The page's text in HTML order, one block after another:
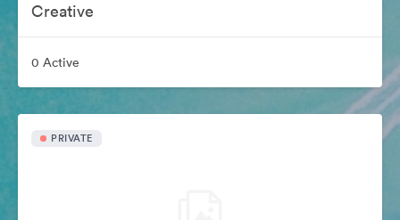
Creative
0 Active
PRIVATE